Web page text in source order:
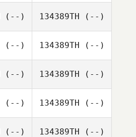
(--) 134389TH (--)
(--) 134389TH (--)
(--) 134389TH (--)
(--) 134389TH (--)
(--) 134389TH (--)